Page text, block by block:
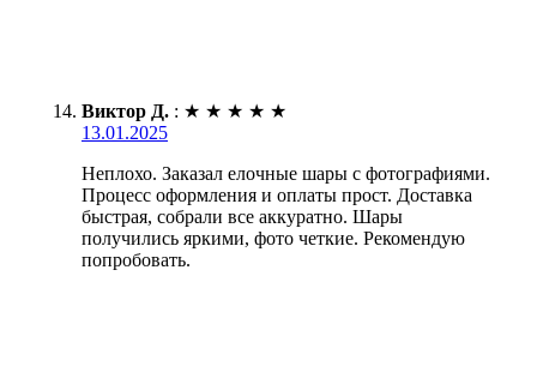
Виктор Д. : ★ ★ ★ ★ ★
13.01.2025
Неплохо. Заказал елочные шары с фотографиями.
Процесс оформления и оплаты прост. Доставка
быстрая, собрали все аккуратно. Шары
получились яркими, фото четкие. Рекомендую
попробовать.